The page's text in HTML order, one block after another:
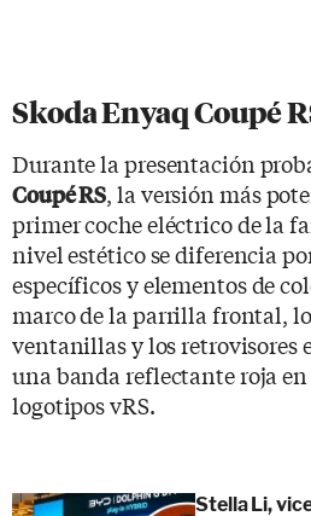
Skoda Enyaq Coupé
Durante la presentación
Coupé RS, la versión más
primer coche eléctrico de la
nivel estético se diferencia
específicos y elementos de
marco de la parrilla frontal,
ventanillas y los retrovisores
una banda reflectante roja
logotipos vRS.
Stella Li,